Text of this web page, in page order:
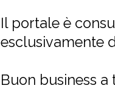
Il portale è
esclusivamente
Buon business a